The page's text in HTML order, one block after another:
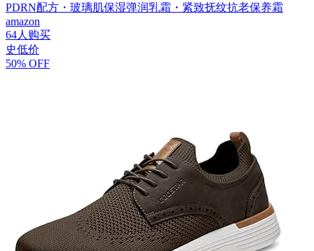
PDRN配方・玻璃肌保湿弹润乳霜・紧致抚纹抗老保养霜
amazon
64人购买
史低价
50% OFF